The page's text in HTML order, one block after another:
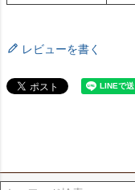
レビューを書く